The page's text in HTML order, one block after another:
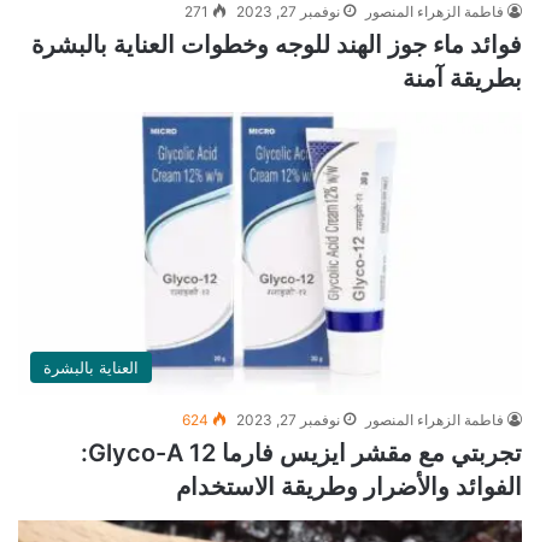
فاطمة الزهراء المنصور نوفمبر 27, 2023 271
فوائد ماء جوز الهند للوجه وخطوات العناية بالبشرة
بطريقة آمنة
العناية بالبشرة
فاطمة الزهراء المنصور نوفمبر 27, 2023 624
تجربتي مع مقشر ايزيس فارما Glyco-A 12:
الفوائد والأضرار وطريقة الاستخدام